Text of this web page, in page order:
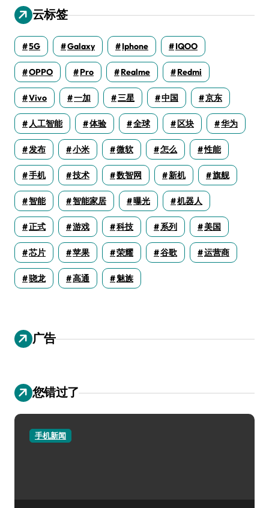
云标签
5G Galaxy Iphone IQOO
OPPO Pro Realme Redmi
Vivo 一加 三星 中国 京东
人工智能 体验 全球 区块 华为
发布 小米 微软 怎么 性能
手机 技术 数智网 新机 旗舰
智能 智能家居 曝光 机器人
正式 游戏 科技 系列 美国
芯片 苹果 荣耀 谷歌 运营商
骁龙 高通 魅族
广告
您错过了
手机新闻